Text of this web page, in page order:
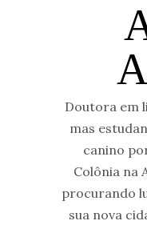
Doutora em
mas
canino
Colônia na
procurando
sua nova